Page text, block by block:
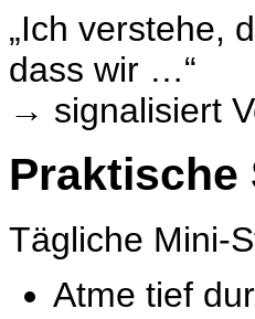
„Ich verstehe,
dass wir …“
→ signalisiert
Praktische
Tägliche Mini-
Atme tief